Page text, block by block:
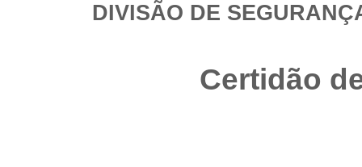
DIVISÃO DE
Certidão